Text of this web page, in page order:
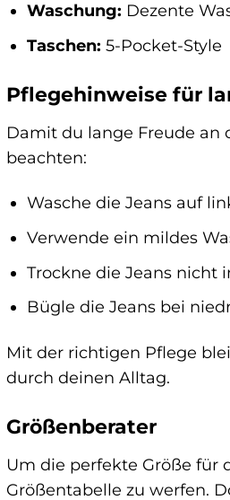
Waschung: Dezente
Taschen: 5-Pocket-Style
Pflegehinweise für
Damit du lange Freude an
beachten:
Wasche die Jeans auf
Verwende ein mildes
Trockne die Jeans nicht
Bügle die Jeans bei
Mit der richtigen Pflege
durch deinen Alltag.
Größenberater
Um die perfekte Größe für
Größentabelle zu werfen.